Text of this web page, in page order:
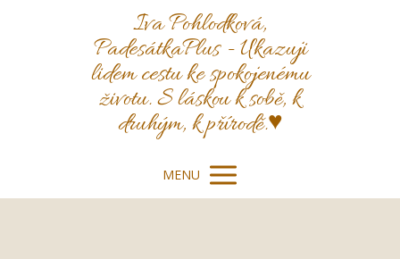
Iva Pohlodková,
PadesátkaPlus - Ukazuji
lidem cestu ke spokojenému
životu. S láskou k sobě, k
druhým, k přírodě.♥️
MENU